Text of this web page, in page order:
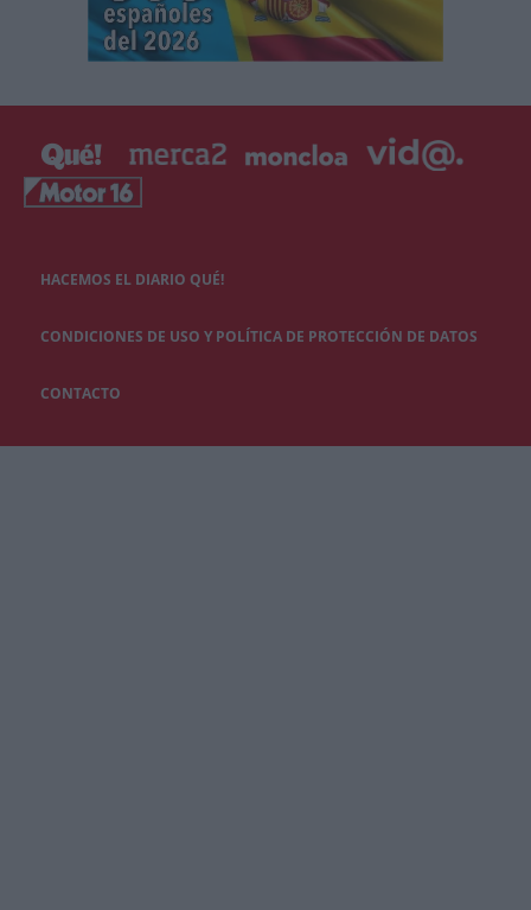
HACEMOS EL DIARIO QUÉ!
CONDICIONES DE USO Y POLÍTICA DE PROTECCIÓN DE DATOS
CONTACTO